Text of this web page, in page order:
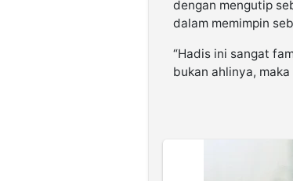
dengan mengutip
dalam memimpin
“Hadis ini sangat
bukan ahlinya,